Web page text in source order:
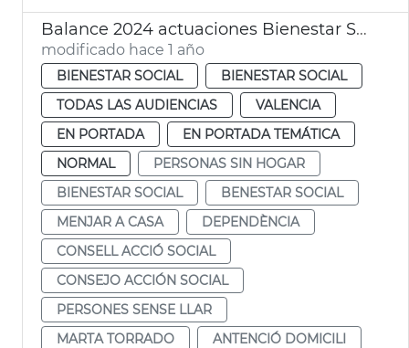
Balance 2024 actuaciones Bienestar Social
modificado hace 1 año
BIENESTAR SOCIAL
BIENESTAR SOCIAL
TODAS LAS AUDIENCIAS
VALENCIA
EN PORTADA
EN PORTADA TEMÁTICA
NORMAL
PERSONAS SIN HOGAR
BIENESTAR SOCIAL
BENESTAR SOCIAL
MENJAR A CASA
DEPENDÈNCIA
CONSELL ACCIÓ SOCIAL
CONSEJO ACCIÓN SOCIAL
PERSONES SENSE LLAR
MARTA TORRADO
ANTENCIÓ DOMICILI